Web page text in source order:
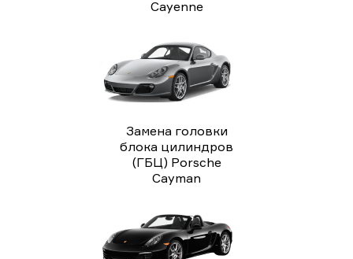
Cayenne
Замена головки
блока цилиндров
(ГБЦ) Porsche
Cayman